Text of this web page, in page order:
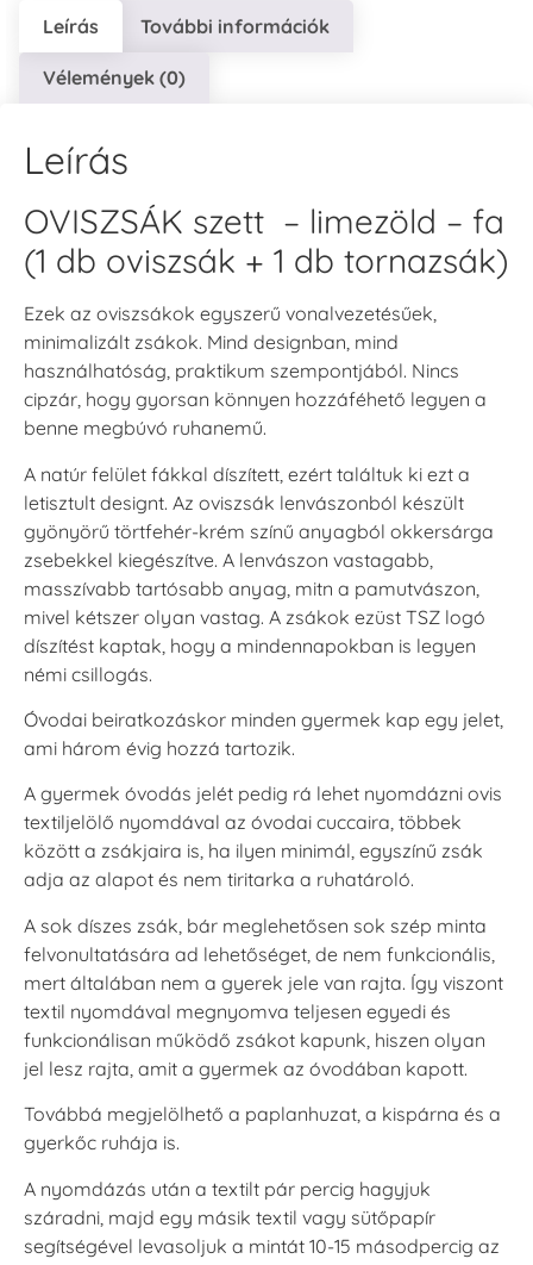
Leírás További információk
Vélemények (0)
Leírás
OVISZSÁK szett – limezöld – fa
(1 db oviszsák + 1 db tornazsák)
Ezek az oviszsákok egyszerű vonalvezetésűek,
minimalizált zsákok. Mind designban, mind
használhatóság, praktikum szempontjából. Nincs
cipzár, hogy gyorsan könnyen hozzáféhető legyen a
benne megbúvó ruhanemű.
A natúr felület fákkal díszített, ezért találtuk ki ezt a
letisztult designt. Az oviszsák lenvászonból készült
gyönyörű törtfehér-krém színű anyagból okkersárga
zsebekkel kiegészítve. A lenvászon vastagabb,
masszívabb tartósabb anyag, mitn a pamutvászon,
mivel kétszer olyan vastag. A zsákok ezüst TSZ logó
díszítést kaptak, hogy a mindennapokban is legyen
némi csillogás.
Óvodai beiratkozáskor minden gyermek kap egy jelet,
ami három évig hozzá tartozik.
A gyermek óvodás jelét pedig rá lehet nyomdázni ovis
textiljelölő nyomdával az óvodai cuccaira, többek
között a zsákjaira is, ha ilyen minimál, egyszínű zsák
adja az alapot és nem tiritarka a ruhatároló.
A sok díszes zsák, bár meglehetősen sok szép minta
felvonultatására ad lehetőséget, de nem funkcionális,
mert általában nem a gyerek jele van rajta. Így viszont
textil nyomdával megnyomva teljesen egyedi és
funkcionálisan működő zsákot kapunk, hiszen olyan
jel lesz rajta, amit a gyermek az óvodában kapott.
Továbbá megjelölhető a paplanhuzat, a kispárna és a
gyerkőc ruhája is.
A nyomdázás után a textilt pár percig hagyjuk
száradni, majd egy másik textil vagy sütőpapír
segítségével levasoljuk a mintát 10-15 másodpercig az